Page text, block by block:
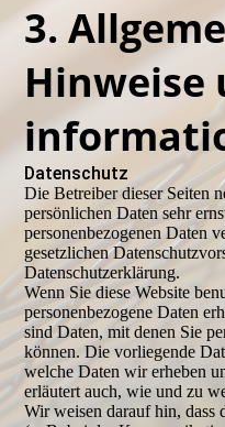
3.
Datenschutz
Die Betreiber dieser Seiten
persönlichen Daten sehr
personenbezogenen Daten
gesetzlichen
Datenschutzerklärung.
Wenn Sie diese Website
personenbezogene Daten
sind Daten, mit denen Sie
können. Die vorliegende
welche Daten wir erheben
erläutert auch, wie und zu
Wir weisen darauf hin, dass